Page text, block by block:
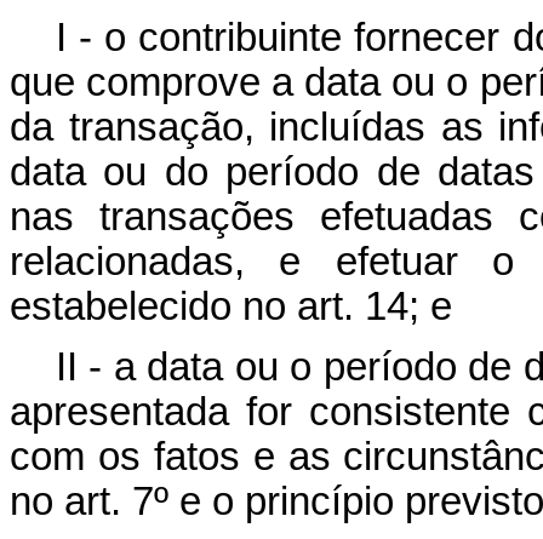
I - o contribuinte fornecer
que comprove a data ou o
da transação, incluídas as
data ou do período de
nas transações efetuadas
relacionadas, e efetuar o
estabelecido no art. 14; e
II - a data ou o período de
apresentada for consistente
com os fatos e as
no art. 7º e o princípio